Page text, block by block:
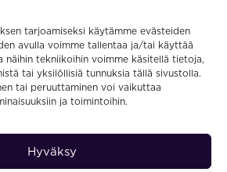
tarjoamiseksi käytämme evästeiden
avulla voimme tallentaa ja/tai käyttää
näihin tekniikoihin voimme käsitellä tietoja,
tai yksilöllisiä tunnuksia tällä sivustolla.
tai peruuttaminen voi vaikuttaa
ja toimintoihin.
Hyväksy
kehittäjille